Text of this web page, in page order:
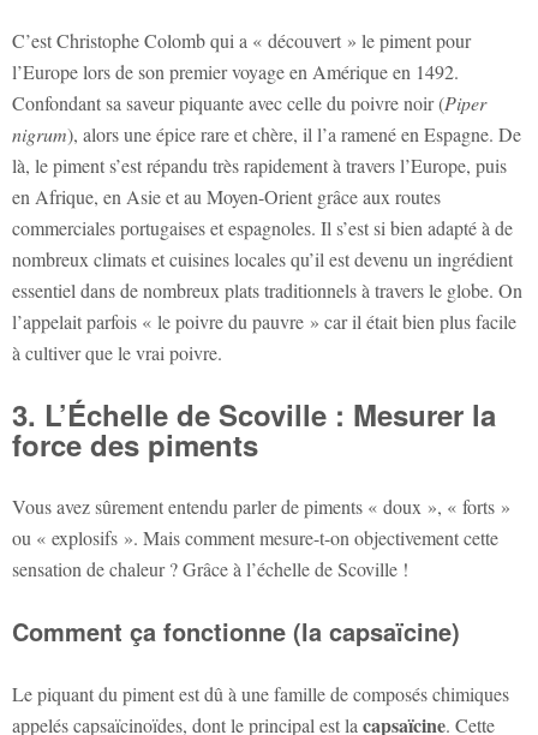
C’est Christophe Colomb qui a « découvert » le piment pour
l’Europe lors de son premier voyage en Amérique en 1492.
Confondant sa saveur piquante avec celle du poivre noir (Piper
nigrum), alors une épice rare et chère, il l’a ramené en Espagne. De
là, le piment s’est répandu très rapidement à travers l’Europe, puis
en Afrique, en Asie et au Moyen-Orient grâce aux routes
commerciales portugaises et espagnoles. Il s’est si bien adapté à de
nombreux climats et cuisines locales qu’il est devenu un ingrédient
essentiel dans de nombreux plats traditionnels à travers le globe. On
l’appelait parfois « le poivre du pauvre » car il était bien plus facile
à cultiver que le vrai poivre.
3. L’Échelle de Scoville : Mesurer la
force des piments
Vous avez sûrement entendu parler de piments « doux », « forts »
ou « explosifs ». Mais comment mesure-t-on objectivement cette
sensation de chaleur ? Grâce à l’échelle de Scoville !
Comment ça fonctionne (la capsaïcine)
Le piquant du piment est dû à une famille de composés chimiques
appelés capsaïcinoïdes, dont le principal est la capsaïcine. Cette